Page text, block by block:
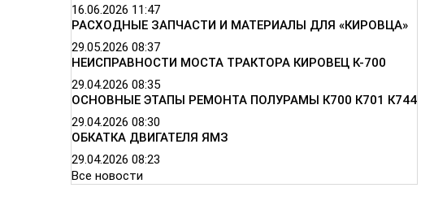
16.06.2026 11:47
РАСХОДНЫЕ ЗАПЧАСТИ И МАТЕРИАЛЫ ДЛЯ «КИРОВЦА»
29.05.2026 08:37
НЕИСПРАВНОСТИ МОСТА ТРАКТОРА КИРОВЕЦ К-700
29.04.2026 08:35
ОСНОВНЫЕ ЭТАПЫ РЕМОНТА ПОЛУРАМЫ К700 К701 К744
29.04.2026 08:30
ОБКАТКА ДВИГАТЕЛЯ ЯМЗ
29.04.2026 08:23
Все новости